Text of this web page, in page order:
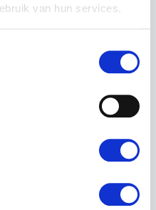
van hun services.